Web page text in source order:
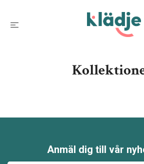
Anmäl dig till vår